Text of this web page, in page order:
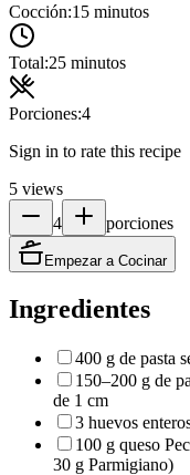
Cocción:15 minutos
Total:25 minutos
Porciones:4
Sign in to rate this recipe
5 views
4
porciones
Empezar a Cocinar
Ingredientes
400 g de pasta
150–200 g de
de 1 cm
3 huevos
100 g queso
30 g Parmigiano)